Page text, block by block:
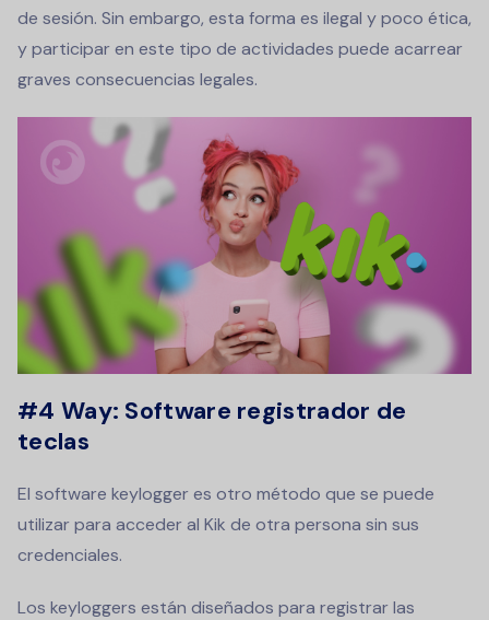
de sesión. Sin embargo, esta forma es ilegal y poco ética,
y participar en este tipo de actividades puede acarrear
graves consecuencias legales.
#4 Way: Software registrador de
teclas
El software keylogger es otro método que se puede
utilizar para acceder al Kik de otra persona sin sus
credenciales.
Los keyloggers están diseñados para registrar las